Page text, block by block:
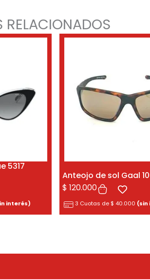
RELACIONADOS
5317
interés)
Anteojo de sol Gaal
$ 120.000
3 Cuotas de $ 40.000 (sin